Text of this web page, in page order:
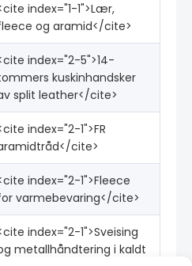
index="1-1">Lær,
og aramid</cite>
index="2-5">14-
kuskinhandsker
split leather</cite>
index="2-1">FR
cite>
index="2-1">Fleece
varmebevaring</cite>
index="2-1">Sveising
metallhåndtering i kaldt